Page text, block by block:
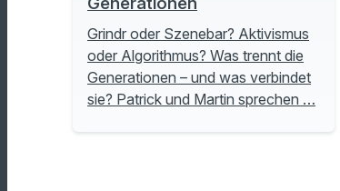
Grindr oder Szenebar? Aktivismus
oder Algorithmus? Was trennt die
Generationen – und was verbindet
sie? Patrick und Martin sprechen …